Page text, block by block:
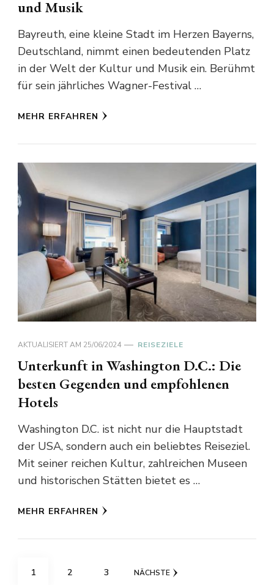
und Musik
Bayreuth, eine kleine Stadt im Herzen Bayerns,
Deutschland, nimmt einen bedeutenden Platz
in der Welt der Kultur und Musik ein. Berühmt
für sein jährliches Wagner-Festival …
MEHR ERFAHREN
AKTUALISIERT AM 25/06/2024 REISEZIELE
Unterkunft in Washington D.C.: Die
besten Gegenden und empfohlenen
Hotels
Washington D.C. ist nicht nur die Hauptstadt
der USA, sondern auch ein beliebtes Reiseziel.
Mit seiner reichen Kultur, zahlreichen Museen
und historischen Stätten bietet es …
MEHR ERFAHREN
Seitennummerierung
SEITE
1 SEITE
2 SEITE
3 NÄCHSTE